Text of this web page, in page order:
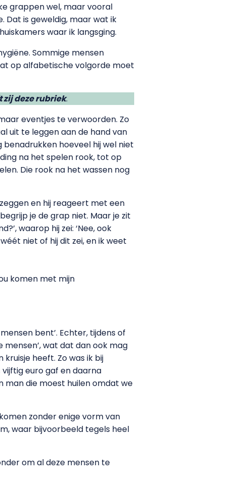
grappen wel, maar vooral
Dat is geweldig, maar wat ik
waar ik langsging.
Sommige mensen
op alfabetische volgorde moet
deze rubriek.
eventjes te verwoorden. Zo
uit te leggen aan de hand van
benadrukken hoeveel hij wel niet
na het spelen rook, tot op
Die rook na het wassen nog
en hij reageert met een
je de grap niet. Maar je zit
waarop hij zei: ‘Nee, ook
niet of hij dit zei, en ik weet
komen met mijn
bent’. Echter, tijdens of
wat dat dan ook mag
heeft. Zo was ik bij
vijftig euro gaf en daarna
man die moest huilen omdat we
zonder enige vorm van
waar bijvoorbeeld tegels heel
om al deze mensen te